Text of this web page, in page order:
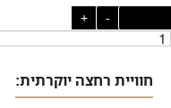
-
+
חוויית רחצה יוקרתית: